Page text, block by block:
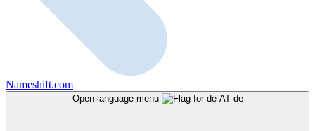
Nameshift.com
Open language menu de